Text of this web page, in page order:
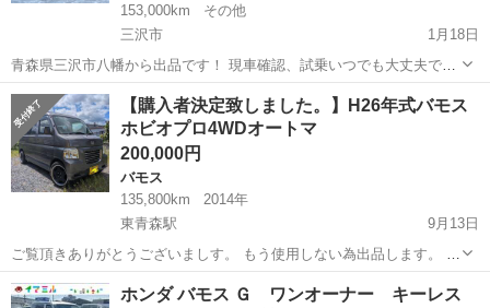
153,000km
その他
三沢市
1月18日
青森県三沢市八幡から出品です！ 現車確認、試乗いつでも大丈夫で
す！ 税金、リサイクル料金、合計コミコミ価格！ ※車両情報※ ●車
種：バモス ●年式：平成18年 ●グレード：M 4WD ●カラー:ガ...
青森 三沢市 バモス 車両
【購入者決定致しました。】H26年式バモス
ホビオプロ4WDオートマ
200,000円
バモス
135,800km
2014年
東青森駅
9月13日
ご覧頂きありがとうございましす。 もう使用しない為出品します。 車
検は来年6月、走行距離136000キロ タイミングベルトは9万キロで交換
しております。ボディは傷、へこみ若干錆びあります。 リヤヒーター
青森 青森市 東青森駅 バモスホビオ
ホンダ バモス Ｇ ワンオーナー キーレス